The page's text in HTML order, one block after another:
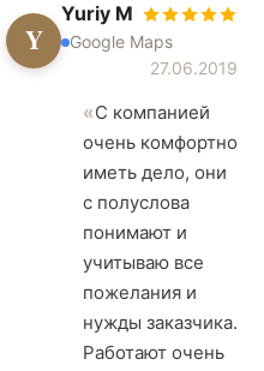
Y
Yuriy M
Google Maps
27.06.2019
C компанией
очень комфортно
иметь дело, они
с полуслова
понимают и
учитываю все
пожелания и
нужды заказчика.
Работают очень